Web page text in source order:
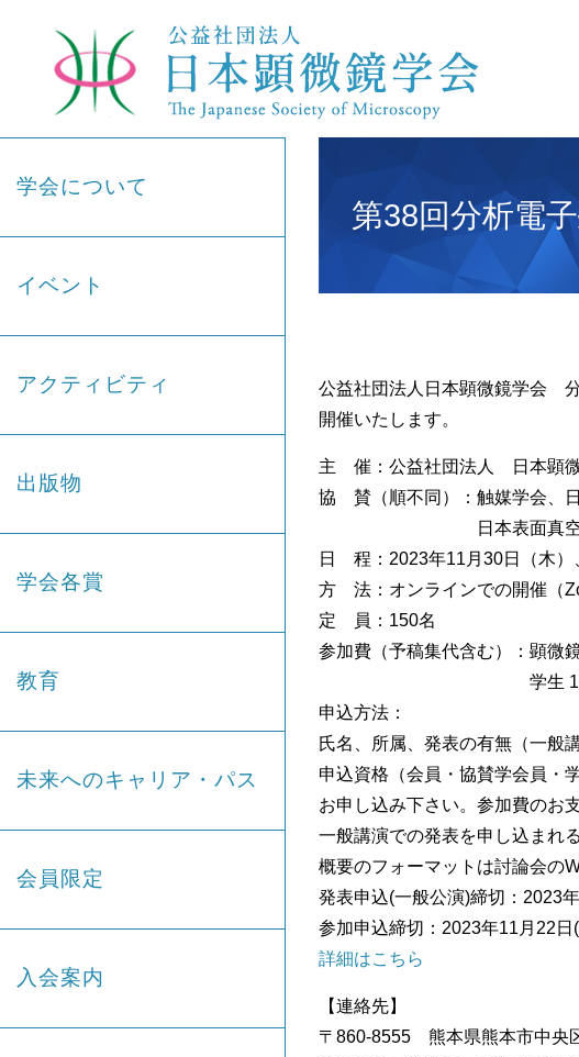
学会について
イベント
アクティビティ
出版物
学会各賞
教育
未来へのキャリア・パス
会員限定
入会案内
第38回分析電
公益社団法人日本顕微鏡学会
開催いたします。
主 催：公益社団法人 日本顕
協 賛（順不同）：触媒学会、
日本表面真空学会、日
日 程：2023年11月30日（木）
方 法：オンラインでの開催（
定 員：150名
参加費（予稿集代含む）：顕微
学生
申込方法：
氏名、所属、発表の有無（一般
申込資格（会員・協賛学会員・
お申し込み下さい。参加費のお
一般講演での発表を申し込まれ
概要のフォーマットは討論会の
発表申込(一般公演)締切：2023
参加申込締切：2023年11月22日
詳細はこちら
【連絡先】
〒860-8555 熊本県熊本市中央